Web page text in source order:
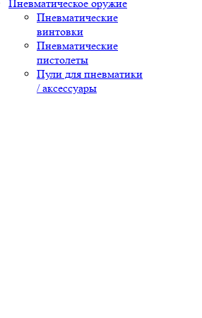
Пневматическое оружие
Пневматические
винтовки
Пневматические
пистолеты
Пули для пневматики
/ аксессуары